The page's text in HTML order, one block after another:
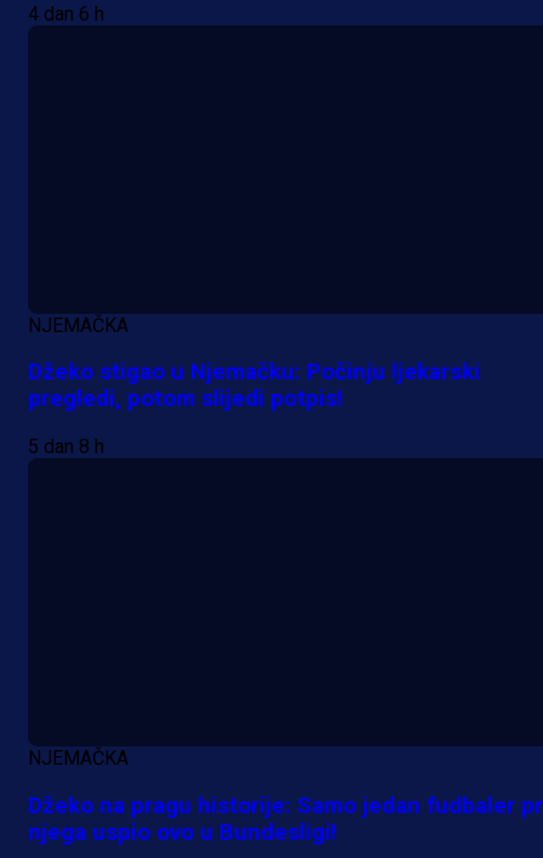
Promo vijesti
4 dan 6 h
NJEMAČKA
Džeko stigao u Njemačku: Počinju ljekarski
pregledi, potom slijedi potpis!
5 dan 8 h
NJEMAČKA
Džeko na pragu historije: Samo jedan fudbaler
njega uspio ovo u Bundesligi!